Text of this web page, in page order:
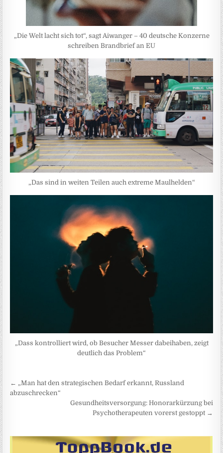
„Die Welt lacht sich tot“, sagt Aiwanger – 40 deutsche Konzerne
schreiben Brandbrief an EU
„Das sind in weiten Teilen auch extreme Maulhelden“
„Dass kontrolliert wird, ob Besucher Messer dabeihaben, zeigt
deutlich das Problem“
Beitragsnavigation
← „Man hat den strategischen Bedarf erkannt, Russland
abzuschrecken“
Gesundheitsversorgung: Honorarkürzung bei
Psychotherapeuten vorerst gestoppt →